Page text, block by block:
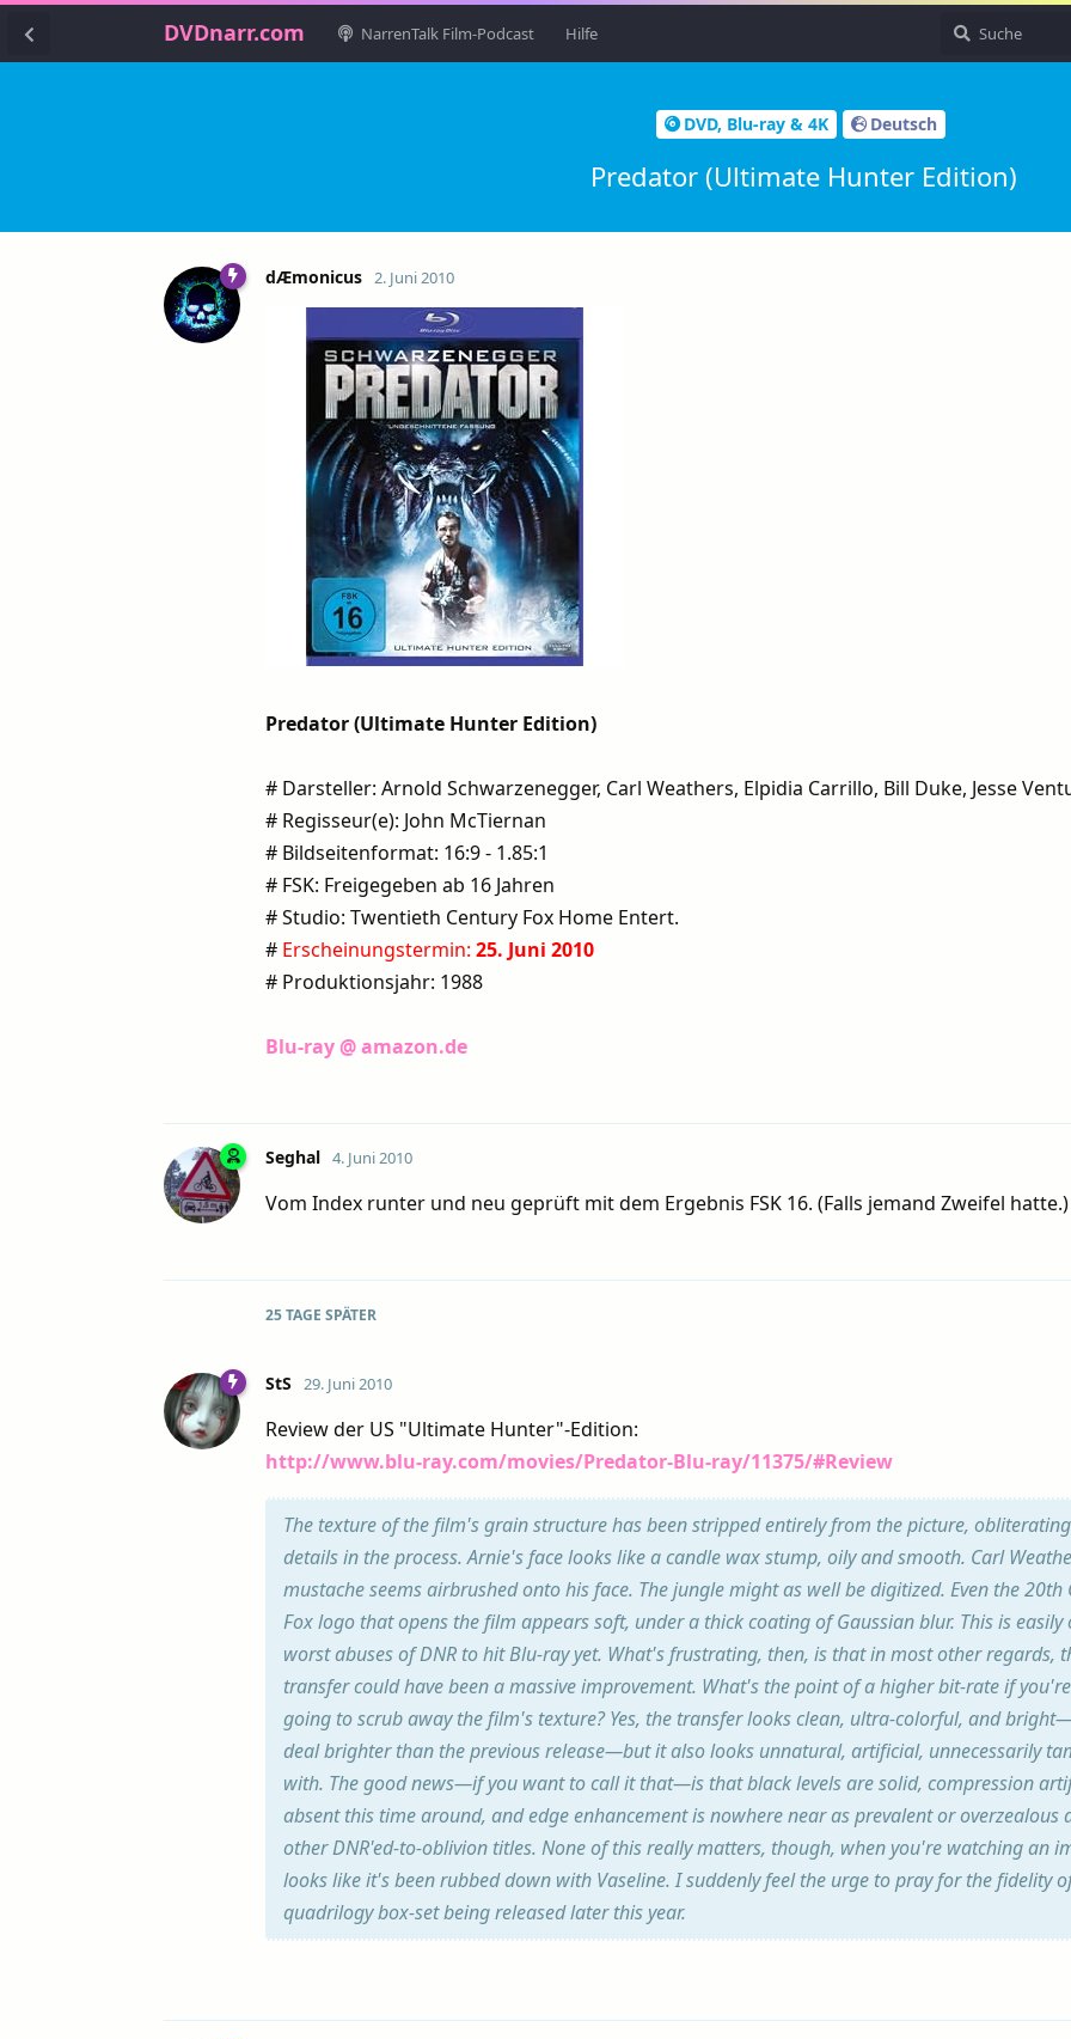
DVDnarr.com NarrenTalk Film-Podcast Hilfe
DVD, Blu-ray & 4K Deutsch
Predator (Ultimate Hunter Edition)
dÆmonicus 2. Juni 2010
Predator (Ultimate Hunter Edition)
# Darsteller: Arnold Schwarzenegger, Carl Weathers, Elpidia Carrillo, Bill Duke, Jesse
# Regisseur(e): John McTiernan
# Bildseitenformat: 16:9 - 1.85:1
# FSK: Freigegeben ab 16 Jahren
# Studio: Twentieth Century Fox Home Entert.
# Erscheinungstermin: 25. Juni 2010
# Produktionsjahr: 1988
Blu-ray @ amazon.de
Seghal 4. Juni 2010
Vom Index runter und neu geprüft mit dem Ergebnis FSK 16. (Falls jemand Zweifel hatte.)
25 TAGE SPÄTER
StS 29. Juni 2010
Review der US "Ultimate Hunter"-Edition:
http://www.blu-ray.com/movies/Predator-Blu-ray/11375/#Review
The texture of the film's grain structure has been stripped entirely from the picture,
details in the process. Arnie's face looks like a candle wax stump, oily and smooth. Carl
mustache seems airbrushed onto his face. The jungle might as well be digitized. Even the 20th
Fox logo that opens the film appears soft, under a thick coating of Gaussian blur. This is easily
worst abuses of DNR to hit Blu-ray yet. What's frustrating, then, is that in most other regards,
transfer could have been a massive improvement. What's the point of a higher bit-rate if
going to scrub away the film's texture? Yes, the transfer looks clean, ultra-colorful, and
deal brighter than the previous release—but it also looks unnatural, artificial, unnecessarily
with. The good news—if you want to call it that—is that black levels are solid, compression
absent this time around, and edge enhancement is nowhere near as prevalent or overzealous
other DNR'ed-to-oblivion titles. None of this really matters, though, when you're watching an
looks like it's been rubbed down with Vaseline. I suddenly feel the urge to pray for the fidelity
quadrilogy box-set being released later this year.